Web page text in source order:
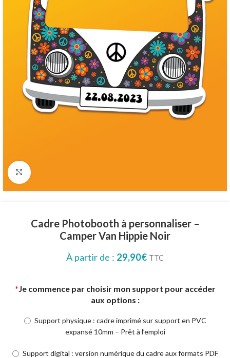
Click to enlarge
Cadre Photobooth à personnaliser –
Camper Van Hippie Noir
À partir de : 29,90€ TTC
*Je commence par choisir mon support pour accéder
aux options :
Support physique : cadre imprimé sur support en PVC
expansé 10mm – Prêt à l’emploi
Support digital : version numérique du cadre aux formats PDF